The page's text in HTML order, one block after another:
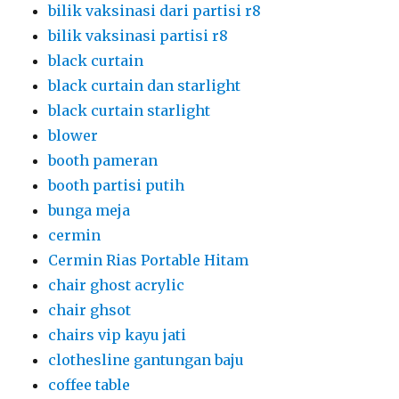
bilik vaksinasi dari partisi r8
bilik vaksinasi partisi r8
black curtain
black curtain dan starlight
black curtain starlight
blower
booth pameran
booth partisi putih
bunga meja
cermin
Cermin Rias Portable Hitam
chair ghost acrylic
chair ghsot
chairs vip kayu jati
clothesline gantungan baju
coffee table